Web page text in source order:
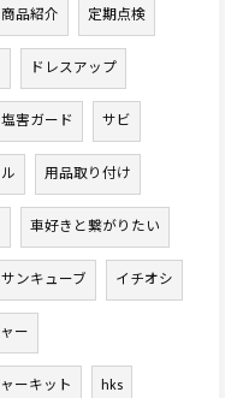
商品紹介 定期点検
ドレスアップ
塩害ガード サビ
用品取り付け
車好きと繋がりたい
ンキューブ イチオシ
ー
ーキット hks